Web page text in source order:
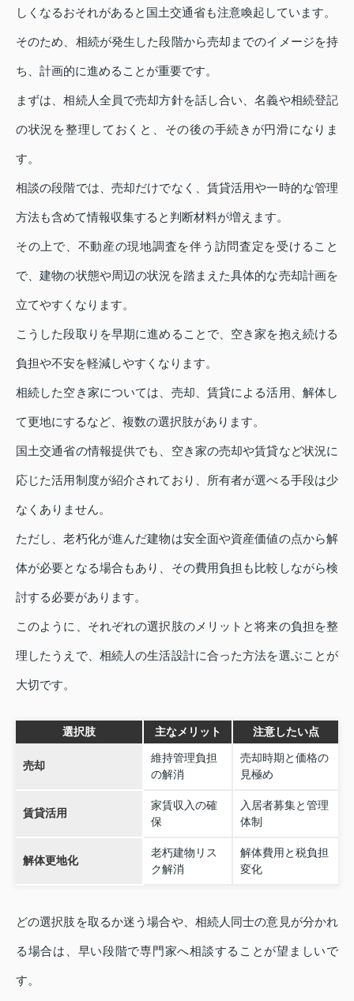
しくなるおそれがあると国土交通省も注意喚起しています。
そのため、相続が発生した段階から売却までのイメージを持
ち、計画的に進めることが重要です。
まずは、相続人全員で売却方針を話し合い、名義や相続登記
の状況を整理しておくと、その後の手続きが円滑になりま
す。
相談の段階では、売却だけでなく、賃貸活用や一時的な管理
方法も含めて情報収集すると判断材料が増えます。
その上で、不動産の現地調査を伴う訪問査定を受けること
で、建物の状態や周辺の状況を踏まえた具体的な売却計画を
立てやすくなります。
こうした段取りを早期に進めることで、空き家を抱え続ける
負担や不安を軽減しやすくなります。
相続した空き家については、売却、賃貸による活用、解体し
て更地にするなど、複数の選択肢があります。
国土交通省の情報提供でも、空き家の売却や賃貸など状況に
応じた活用制度が紹介されており、所有者が選べる手段は少
なくありません。
ただし、老朽化が進んだ建物は安全面や資産価値の点から解
体が必要となる場合もあり、その費用負担も比較しながら検
討する必要があります。
このように、それぞれの選択肢のメリットと将来の負担を整
理したうえで、相続人の生活設計に合った方法を選ぶことが
大切です。
選択肢 主なメリット 注意したい点
売却
維持管理負担
の解消
売却時期と価格の
見極め
賃貸活用
家賃収入の確
保
入居者募集と管理
体制
解体更地化
老朽建物リス
ク解消
解体費用と税負担
変化
どの選択肢を取るか迷う場合や、相続人同士の意見が分かれ
る場合は、早い段階で専門家へ相談することが望ましいで
す。